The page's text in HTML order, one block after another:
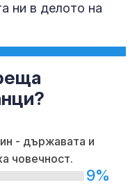
ни в делото на
- държавата и
човечност.
9%